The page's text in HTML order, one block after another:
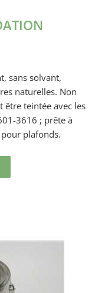
sans solvant,
naturelles. Non
être teintée avec les
3616 ; prête à
plafonds.